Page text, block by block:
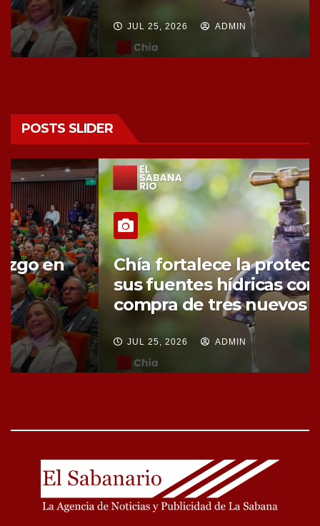
JUL 25, 2026 ADMIN
POSTS SLIDER
Chía fortalece la protección de
sus fuentes hídricas con la
compra de tres nuevos predios
JUL 25, 2026 ADMIN